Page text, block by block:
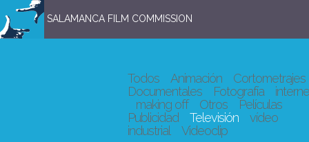
SALAMANCA FILM COMMISSION
Todos Animación
Cortometrajes
Documentales
Fotografía
making off
Otros
Películas
Publicidad
Televisión
vídeo
industrial
Videoclip